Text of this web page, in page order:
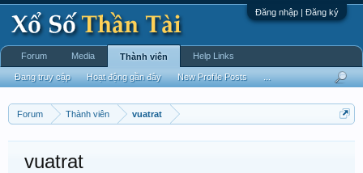
Đăng nhập | Đăng ký
Forum Thành viên vuatrat
vuatrat
Forum Media Thành viên
Đang truy cập Hoạt động gần đây New Profile Posts
Help Links